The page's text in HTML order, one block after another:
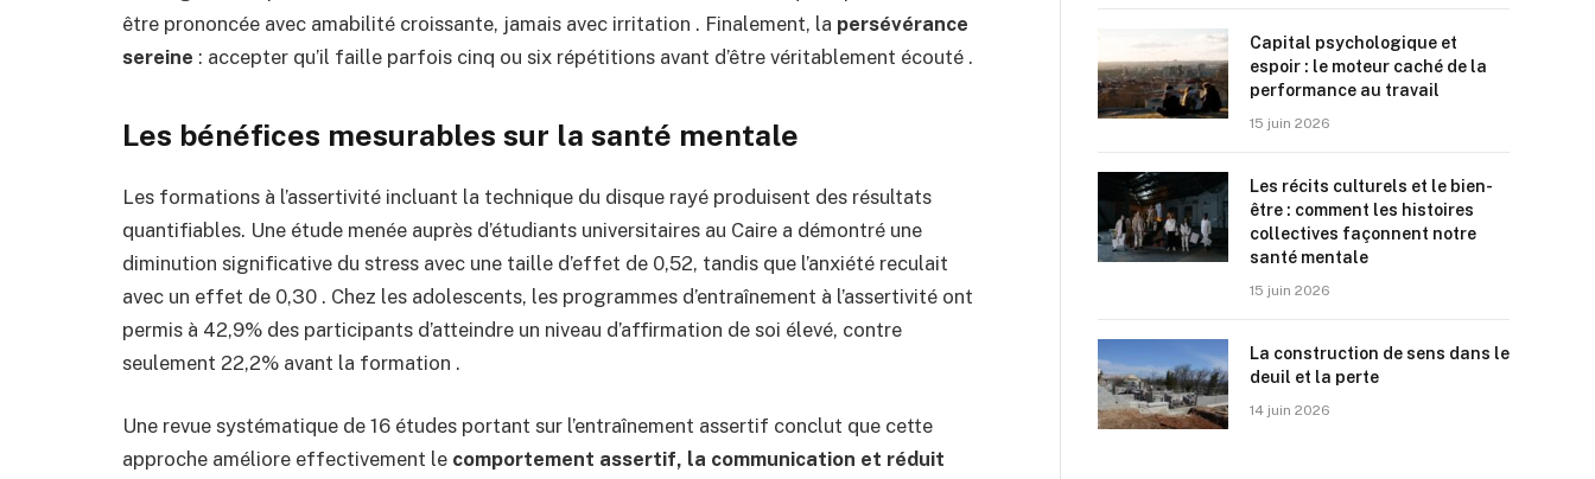
être prononcée avec amabilité croissante, jamais avec irritation . Finalement, la persévérance
sereine : accepter qu’il faille parfois cinq ou six répétitions avant d’être véritablement écouté .
Les bénéfices mesurables sur la santé mentale
Les formations à l’assertivité incluant la technique du disque rayé produisent des résultats
quantifiables. Une étude menée auprès d’étudiants universitaires au Caire a démontré une
diminution significative du stress avec une taille d’effet de 0,52, tandis que l’anxiété reculait
avec un effet de 0,30 . Chez les adolescents, les programmes d’entraînement à l’assertivité ont
permis à 42,9% des participants d’atteindre un niveau d’affirmation de soi élevé, contre
seulement 22,2% avant la formation .
Une revue systématique de 16 études portant sur l’entraînement assertif conclut que cette
approche améliore effectivement le comportement assertif, la communication et réduit
Capital psychologique et
espoir : le moteur caché de la
performance au travail
15 juin 2026
Les récits culturels et le bien-
être : comment les histoires
collectives façonnent notre
santé mentale
15 juin 2026
La construction de sens dans le
deuil et la perte
14 juin 2026